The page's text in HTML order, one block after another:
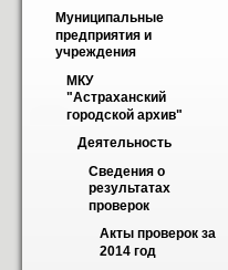
Муниципальные
предприятия и
учреждения
МКУ
"Астраханский
городской архив"
Деятельность
Сведения о
результатах
проверок
Акты проверок за
2014 год